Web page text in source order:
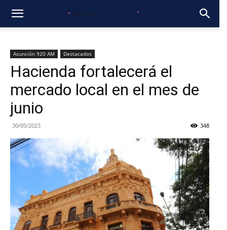
Asunción 920 AM Destacados
Hacienda fortalecerá el
mercado local en el mes de
junio
30/05/2023 348